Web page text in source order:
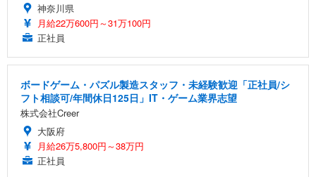
神奈川県
月給22万600円～31万100円
正社員
ボードゲーム・パズル製造スタッフ・未経験歓迎「正社員/シ
フト相談可/年間休日125日」IT・ゲーム業界志望
株式会社Creer
大阪府
月給26万5,800円～38万円
正社員